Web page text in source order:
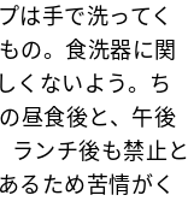
は手で洗ってく
の。食洗器に関
くないよう。ち
昼食後と、午後
ランチ後も禁止と
るため苦情がく